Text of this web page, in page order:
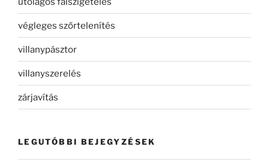
végleges szőrtelenítés
villanypásztor
villanyszerelés
zárjavítás
LEGUTÓBBI BEJEGYZÉSEK